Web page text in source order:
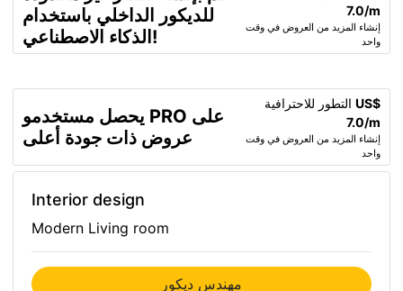
للديكور الداخلي باستخدام
الذكاء الاصطناعي!
7.0/m
إنشاء المزيد من العروض في وقت
واحد
يحصل مستخدمو PRO على
عروض ذات جودة أعلى
US$
7.0/m
إنشاء المزيد من العروض في وقت
واحد
Interior design
Modern Living room
مهندس ديكور